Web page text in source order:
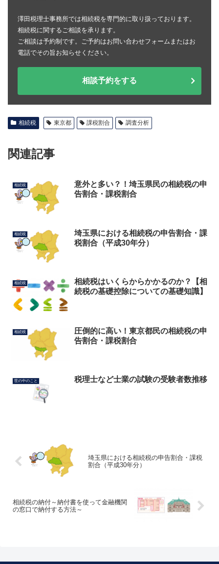
澤田税理士事務所では相続税を専門的に取り扱っております。
相続税に関するご相談を承ります。
ご相談は予約制です。ご予約はお問い合わせフォームまたはお
電話でその旨お知らせください。
相談予約をする
相続税 東京都 課税割合 調査分析
関連記事
相続税
意外と多い？！埼玉県民の相続税の申
告割合・課税割合
相続税
埼玉県における相続税の申告割合・課
税割合（平成30年分）
相続税
相続税はいくらからかかるのか？【相
続税の基礎控除についての基礎知識】
相続税
圧倒的に高い！東京都民の相続税の申
告割合・課税割合
世の中のこと 税理士など士業の試験の受験者数推移
埼玉県における相続税の申告割合・課税
割合（平成30年分）
相続税の納付～納付書を使って金融機関
の窓口で納付する方法～